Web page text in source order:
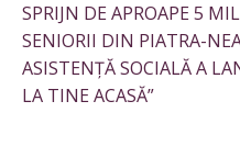
SPRIJN DE APROAPE 5
SENIORII DIN PIATRA-
ASISTENȚĂ SOCIALĂ A
LA TINE ACASĂ”